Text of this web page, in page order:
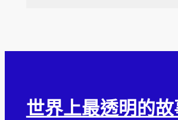
世界上最透明的